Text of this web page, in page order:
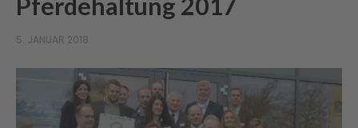
5. JANUAR 2018